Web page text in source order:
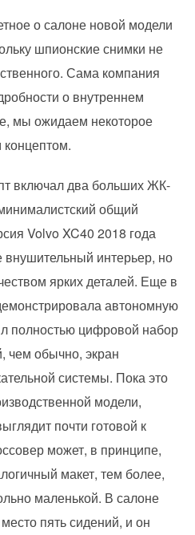
о салоне новой модели
шпионские снимки не
Сама компания
о внутреннем
мы ожидаем некоторое
включал два больших ЖК-
общий
Volvo XC40 2018 года
внушительный интерьер, но
ярких деталей. Еще в
автономную
полностью цифровой набор
чем обычно, экран
системы. Пока это
модели,
почти готовой к
может, в принципе,
макет, тем более,
маленькой. В салоне
пять сидений, и он